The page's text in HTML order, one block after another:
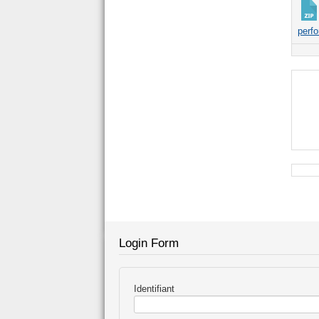
Login Form
Identifiant